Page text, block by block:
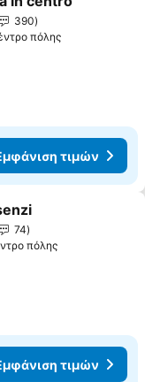
στα αγαπημένα
390
πόλης
τιμών
στα αγαπημένα
74
πόλης
τιμών